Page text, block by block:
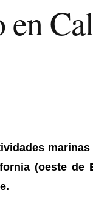
en
marinas
(oeste de